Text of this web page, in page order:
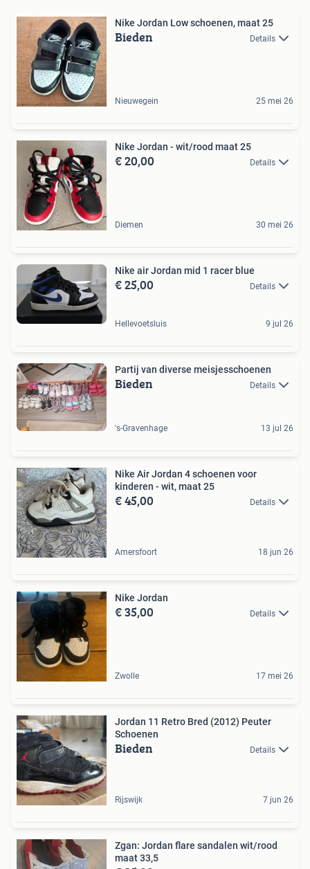
Nike Jordan Low schoenen, maat 25
Bieden Details
Nieuwegein 25 mei 26
Nike Jordan - wit/rood maat 25
€ 20,00 Details
Diemen 30 mei 26
Nike air Jordan mid 1 racer blue
€ 25,00 Details
Hellevoetsluis 9 jul 26
Partij van diverse meisjesschoenen
Bieden Details
's-Gravenhage 13 jul 26
Nike Air Jordan 4 schoenen voor
kinderen - wit, maat 25
€ 45,00 Details
Amersfoort 18 jun 26
Nike Jordan
€ 35,00 Details
Zwolle 17 mei 26
Jordan 11 Retro Bred (2012) Peuter
Schoenen
Bieden Details
Rijswijk 7 jun 26
Zgan: Jordan flare sandalen wit/rood
maat 33,5